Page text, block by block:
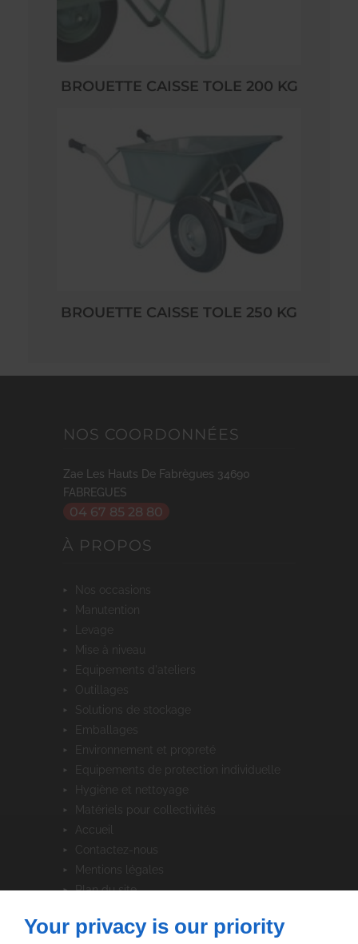
BROUETTE CAISSE TOLE 200 KG
BROUETTE CAISSE TOLE 250 KG
NOS COORDONNÉES
Zae Les Hauts De Fabrègues 34690
FABREGUES
04 67 85 28 80
À PROPOS
nos occasions
manutention
mise à niveau
equipements d'ateliers
outillages
solutions de stockage
emballages
environnement et propreté
equipements de protection individuelle
hygiène et nettoyage
matériels pour collectivités
accueil
contactez-nous
mentions légales
plan du site
SUIVEZ-NOUS
Your privacy is our priority